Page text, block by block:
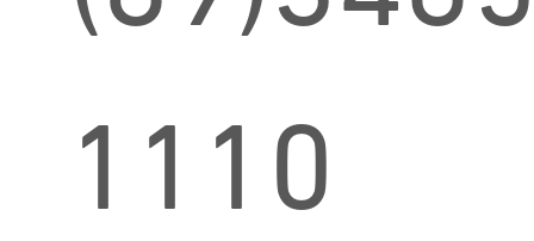
1110